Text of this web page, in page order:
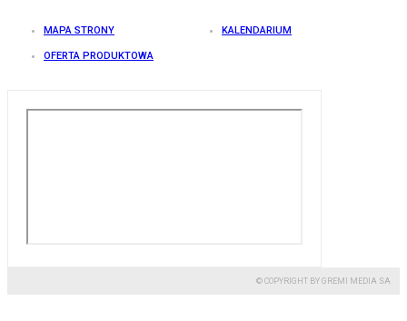
MAPA STRONY KALENDARIUM
OFERTA PRODUKTOWA
© COPYRIGHT BY GREMI MEDIA SA